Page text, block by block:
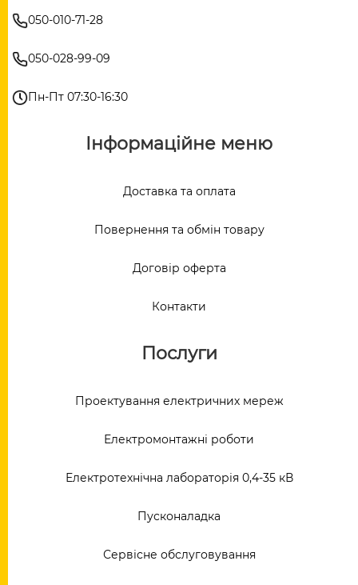
050-010-71-28
050-028-99-09
Пн-Пт 07:30-16:30
Інформаційне меню
Доставка та оплата
Повернення та обмін товару
Договір оферта
Контакти
Послуги
Проектування електричних мереж
Електромонтажні роботи
Електротехнічна лабораторія 0,4-35 кВ
Пусконаладка
Сервісне обслуговування